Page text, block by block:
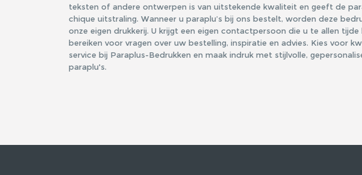
teksten of andere ontwerpen is van uitstekende kwaliteit en geeft de
chique uitstraling. Wanneer u paraplu’s bij ons bestelt, worden deze
onze eigen drukkerij. U krijgt een eigen contactpersoon die u te allen tijde
bereiken voor vragen over uw bestelling, inspiratie en advies. Kies voor
service bij Paraplus-Bedrukken en maak indruk met stijlvolle,
paraplu's.